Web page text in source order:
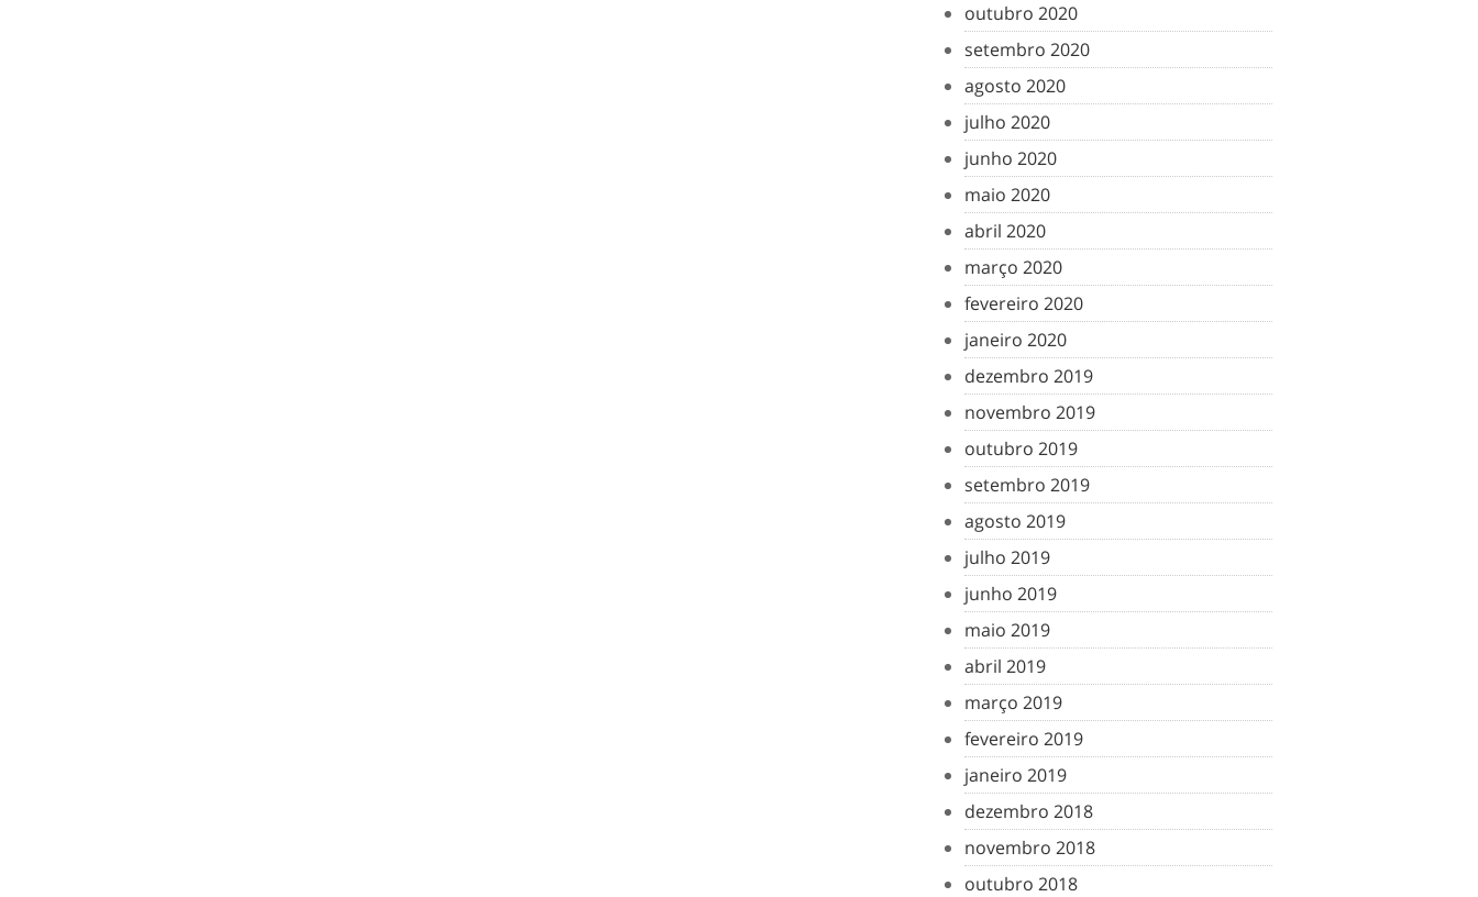
outubro 2020
setembro 2020
agosto 2020
julho 2020
junho 2020
maio 2020
abril 2020
março 2020
fevereiro 2020
janeiro 2020
dezembro 2019
novembro 2019
outubro 2019
setembro 2019
agosto 2019
julho 2019
junho 2019
maio 2019
abril 2019
março 2019
fevereiro 2019
janeiro 2019
dezembro 2018
novembro 2018
outubro 2018